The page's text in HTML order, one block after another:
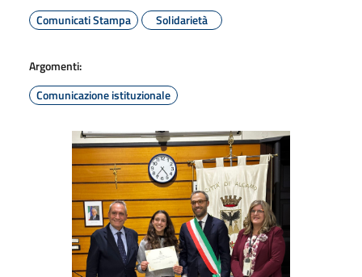
Comunicati Stampa
Solidarietà
Argomenti:
Comunicazione istituzionale